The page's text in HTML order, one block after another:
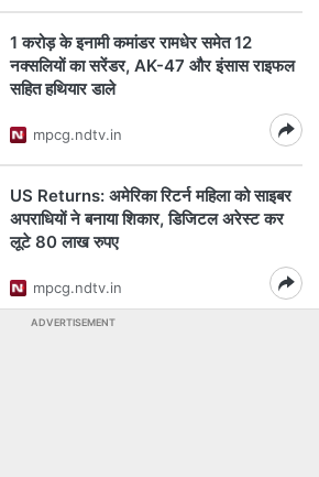
1 करोड़ के इनामी कमांडर रामधेर समेत 12
नक्सलियों का सरेंडर, AK-47 और इंसास राइफल
सहित हथियार डाले
mpcg.ndtv.in
US Returns: अमेरिका रिटर्न महिला को साइबर
अपराधियों ने बनाया शिकार, डिजिटल अरेस्ट कर
लूटे 80 लाख रुपए
mpcg.ndtv.in
ADVERTISEMENT